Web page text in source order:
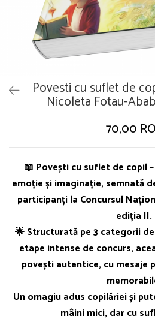
Povesti cu suflet de
Nicoleta Fotau-
70,00
📖 Povești cu suflet de copil
emoție și imaginație, semnată
participanți la Concursul
ediția II.
🌟 Structurată pe3 categorii
etape intense de concurs,
povești autentice, cu mesaje
Un omagiu adus copilăriei și
mâini mici, dar cu